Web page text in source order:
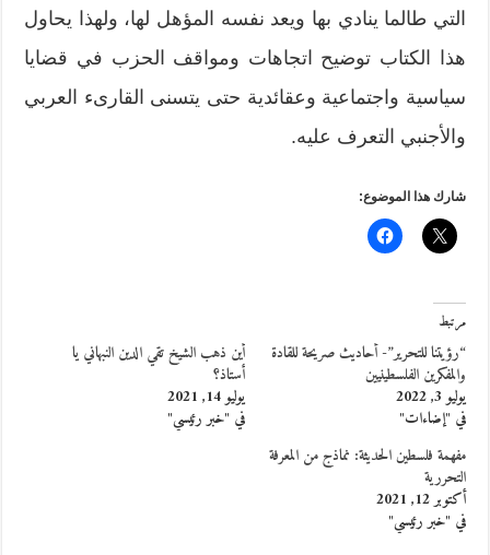
التي طالما ينادي بها ويعد نفسه المؤهل لها، ولهذا يحاول
هذا الكتاب توضيح اتجاهات ومواقف الحزب في قضايا
سياسية واجتماعية وعقائدية حتى يتسنى القارىء العربي
والأجنبي التعرف عليه.
شارك هذا الموضوع:
مرتبط
“رؤيتنا للتحرير”- أحاديث صريحة للقادة
والمفكرين الفلسطينيين
يوليو 3, 2022
في "إضاءات"
أين ذهب الشيخ تقي الدين النبهاني يا
أستاذ؟
يوليو 14, 2021
في "خبر رئيسي"
مفهمة فلسطين الحديثة: نماذج من المعرفة
التحررية
أكتوبر 12, 2021
في "خبر رئيسي"